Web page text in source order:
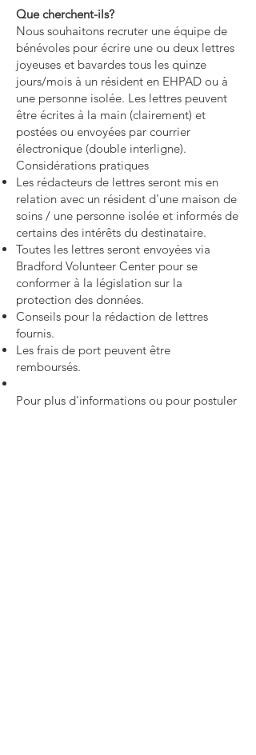
Que cherchent-ils?
Nous souhaitons recruter une équipe de
bénévoles pour écrire une ou deux lettres
joyeuses et bavardes tous les quinze
jours/mois à un résident en EHPAD ou à
une personne isolée. Les lettres peuvent
être écrites à la main (clairement) et
postées ou envoyées par courrier
électronique (double interligne).
Considérations pratiques
Les rédacteurs de lettres seront mis en
relation avec un résident d'une maison de
soins / une personne isolée et informés de
certains des intérêts du destinataire.
Toutes les lettres seront envoyées via
Bradford Volunteer Center pour se
conformer à la législation sur la
protection des données.
Conseils pour la rédaction de lettres
fournis.
Les frais de port peuvent être
remboursés.
Pour plus d'informations ou pour postuler